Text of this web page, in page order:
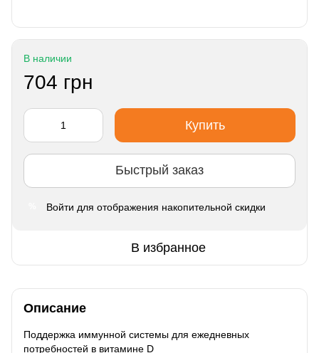
В наличии
704 грн
Купить
Быстрый заказ
Войти для отображения накопительной скидки
В избранное
Описание
Поддержка иммунной системы для ежедневных
потребностей в витамине D